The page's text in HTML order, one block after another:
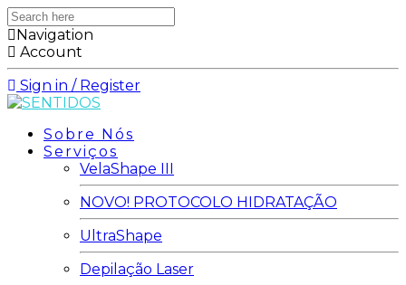
Search
here
Navigation
Account
Sign in / Register
Sobre Nós
Serviços
VelaShape III
NOVO! PROTOCOLO HIDRATAÇÃO
UltraShape
Depilação Laser